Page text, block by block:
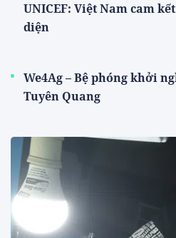
UNICEF: Việt Nam cam
diện
We4Ag – Bệ phóng khởi
Tuyên Quang